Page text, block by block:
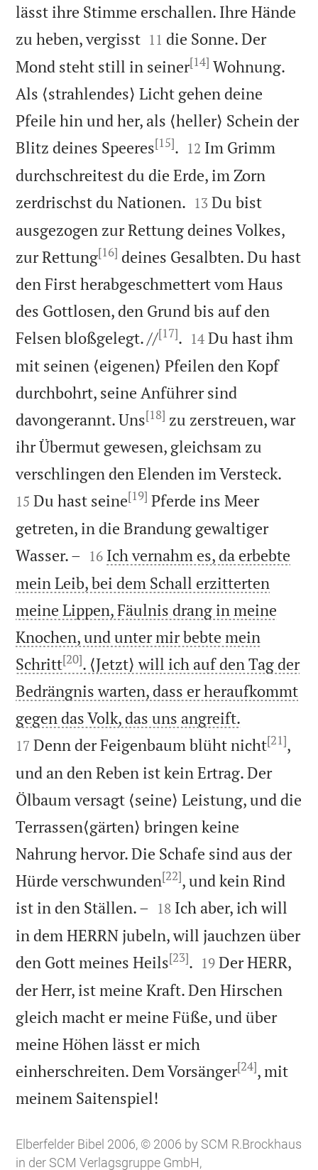
lässt ihre Stimme erschallen. Ihre Hände
zu heben, vergisst
11 die Sonne. Der
Mond steht still in seiner[14] Wohnung.
Als ⟨strahlendes⟩ Licht gehen deine
Pfeile hin und her, als ⟨heller⟩ Schein der
Blitz deines Speeres[15]. 

12 Im Grimm
durchschreitest du die Erde, im Zorn
zerdrischst du Nationen. 

13 Du bist
ausgezogen zur Rettung deines Volkes,
zur Rettung[16] deines Gesalbten. Du hast
den First herabgeschmettert vom Haus
des Gottlosen, den Grund bis auf den
Felsen bloßgelegt. //[17]. 

14 Du hast ihm
mit seinen ⟨eigenen⟩ Pfeilen den Kopf
durchbohrt, seine Anführer sind
davongerannt. Uns[18] zu zerstreuen, war
ihr Übermut gewesen, gleichsam zu
verschlingen den Elenden im Versteck.
15 Du hast seine[19] Pferde ins Meer
getreten, in die Brandung gewaltiger
Wasser. – 

16 Ich vernahm es, da erbebte
mein Leib, bei dem Schall erzitterten
meine Lippen, Fäulnis drang in meine
Knochen, und unter mir bebte mein
Schritt[20]. ⟨Jetzt⟩ will ich auf den Tag der
Bedrängnis warten, dass er heraufkommt
gegen das Volk, das uns angreift.
17 Denn der Feigenbaum blüht nicht[21],
und an den Reben ist kein Ertrag. Der
Ölbaum versagt ⟨seine⟩ Leistung, und die
Terrassen⟨gärten⟩ bringen keine
Nahrung hervor. Die Schafe sind aus der
Hürde verschwunden[22], und kein Rind
ist in den Ställen. – 

18 Ich aber, ich will
in dem HERRN jubeln, will jauchzen über
den Gott meines Heils[23]. 

19 Der HERR,
der Herr, ist meine Kraft. Den Hirschen
gleich macht er meine Füße, und über
meine Höhen lässt er mich
einherschreiten. Dem Vorsänger[24], mit
meinem Saitenspiel!
Elberfelder Bibel 2006, © 2006 by SCM R.Brockhaus
in der SCM Verlagsgruppe GmbH,